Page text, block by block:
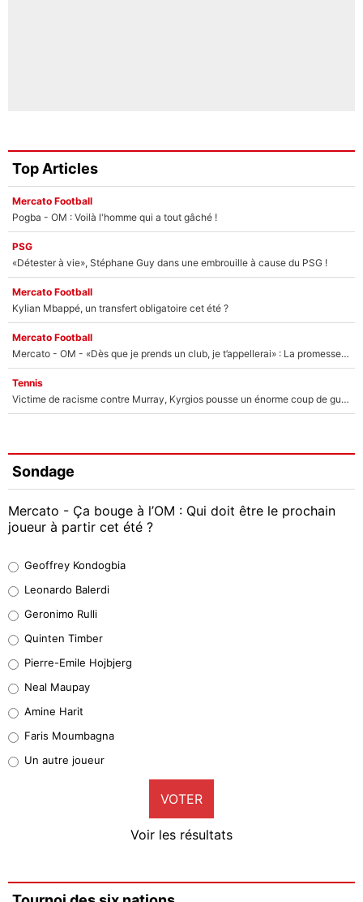
Top Articles
Mercato Football
Pogba - OM : Voilà l'homme qui a tout gâché !
PSG
«Détester à vie», Stéphane Guy dans une embrouille à cause du PSG !
Mercato Football
Kylian Mbappé, un transfert obligatoire cet été ?
Mercato Football
Mercato - OM - «Dès que je prends un club, je t’appellerai» : La promesse de Marcelino au moment de claquer la porte
Tennis
Victime de racisme contre Murray, Kyrgios pousse un énorme coup de gueule !
Sondage
Mercato - Ça bouge à l’OM : Qui doit être le prochain
joueur à partir cet été ?
38%
32%
5%
1%
9%
Faris Moumbagna
Geoffrey Kondogbia
Leonardo Balerdi
Geronimo Rulli
Quinten Timber
Pierre-Emile Hojbjerg
Neal Maupay
Amine Harit
Faris Moumbagna
Un autre joueur
VOTER
Voir les résultats